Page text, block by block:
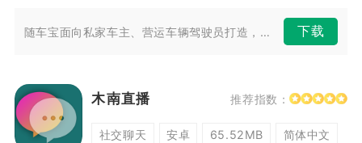
随车宝面向私家车主、营运车辆驾驶员打造，依托OBD硬件联动手机端搭建一... 下载
木南直播 推荐指数：
社交聊天 安卓 65.52MB 简体中文